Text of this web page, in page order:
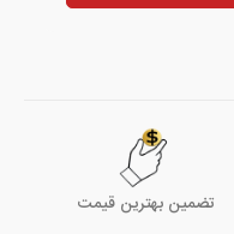
تضمین بهترین قیمت